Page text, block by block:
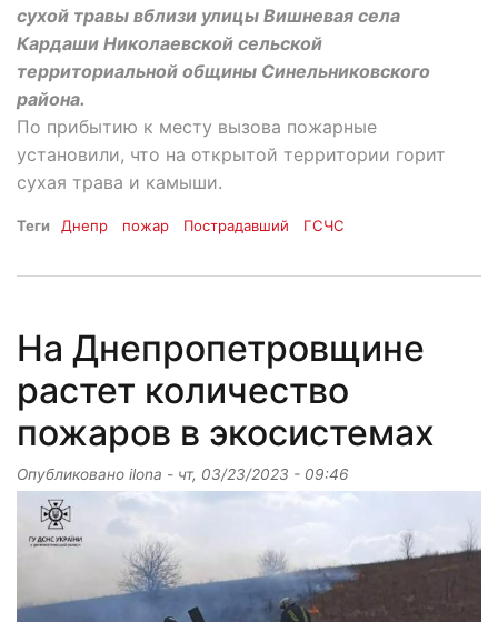
сухой травы вблизи улицы Вишневая села
Кардаши Николаевской сельской
территориальной общины Синельниковского
района.
По прибытию к месту вызова пожарные
установили, что на открытой территории горит
сухая трава и камыши.
Теги Днепр пожар Пострадавший ГСЧС
На Днепропетровщине
растет количество
пожаров в экосистемах
Опубликовано ilona - чт, 03/23/2023 - 09:46